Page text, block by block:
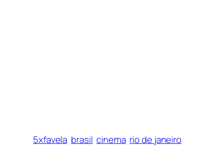
5xfavela brasil cinema rio de janeiro